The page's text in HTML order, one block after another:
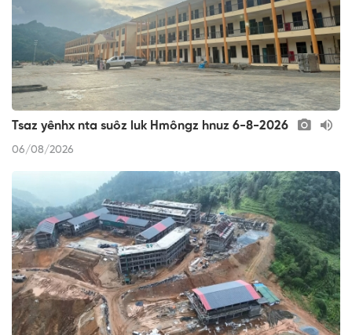
Tsaz yênhx nta suôz luk Hmôngz hnuz 6-8-2026
06/08/2026